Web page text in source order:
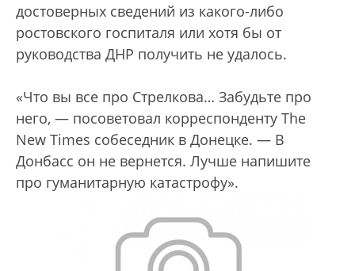
достоверных сведений из какого-либо
ростовского госпиталя или хотя бы от
руководства ДНР получить не удалось.
«Что вы все про Стрелкова… Забудьте про
него, — посоветовал корреспонденту The
New Times собеседник в Донецке. — В
Донбасс он не вернется. Лучше напишите
про гуманитарную катастрофу».